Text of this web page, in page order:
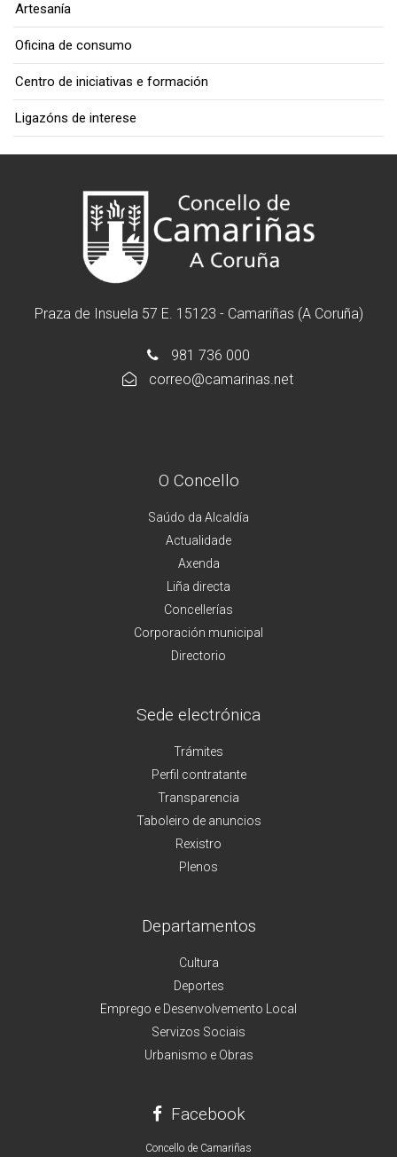
Artesanía
Oficina de consumo
Centro de iniciativas e formación
Ligazóns de interese
Praza de Insuela 57 E. 15123 - Camariñas (A Coruña)
981 736 000
correo@camarinas.net
O Concello
Saúdo da Alcaldía
Actualidade
Axenda
Liña directa
Concellerías
Corporación municipal
Directorio
Sede electrónica
Trámites
Perfil contratante
Transparencia
Taboleiro de anuncios
Rexistro
Plenos
Departamentos
Cultura
Deportes
Emprego e Desenvolvemento Local
Servizos Sociais
Urbanismo e Obras
Facebook
Concello de Camariñas